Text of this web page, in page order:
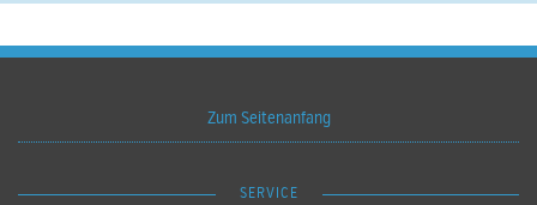
Zum Seitenanfang
SERVICE